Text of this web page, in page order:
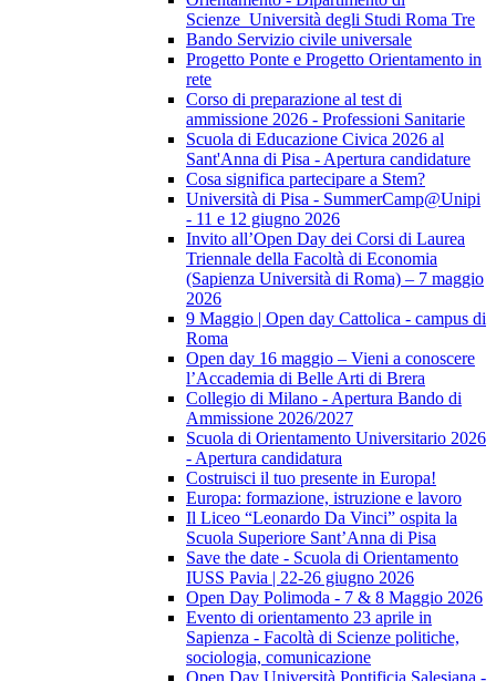
Scienze_Università degli Studi Roma Tre
Bando Servizio civile universale
Progetto Ponte e Progetto Orientamento in
rete
Corso di preparazione al test di
ammissione 2026 - Professioni Sanitarie
Scuola di Educazione Civica 2026 al
Sant'Anna di Pisa - Apertura candidature
Cosa significa partecipare a Stem?
Università di Pisa - SummerCamp@Unipi
- 11 e 12 giugno 2026
Invito all’Open Day dei Corsi di Laurea
Triennale della Facoltà di Economia
(Sapienza Università di Roma) – 7 maggio
2026
9 Maggio | Open day Cattolica - campus di
Roma
Open day 16 maggio – Vieni a conoscere
l’Accademia di Belle Arti di Brera
Collegio di Milano - Apertura Bando di
Ammissione 2026/2027
Scuola di Orientamento Universitario 2026
- Apertura candidatura
Costruisci il tuo presente in Europa!
Europa: formazione, istruzione e lavoro
Il Liceo “Leonardo Da Vinci” ospita la
Scuola Superiore Sant’Anna di Pisa
Save the date - Scuola di Orientamento
IUSS Pavia | 22-26 giugno 2026
Open Day Polimoda - 7 & 8 Maggio 2026
Evento di orientamento 23 aprile in
Sapienza - Facoltà di Scienze politiche,
sociologia, comunicazione